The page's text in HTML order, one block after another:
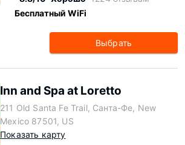
Бесплатный WiFi
Выбрать
Inn and Spa at Loretto
211 Old Santa Fe Trail, Санта-Фе, New
Mexico 87501, US
Показать карту